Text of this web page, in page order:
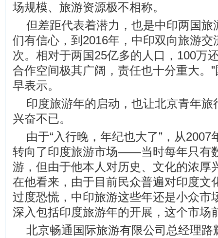
场规模、旅游资源极不相称。
但差距代表着潜力，也是中印两国旅
们有信心，到2016年，中印双向旅游交
次。相对于两国25亿多的人口，100万
合作空间极其广阔，责任也十分重大。
早表示。
印度旅游年的启动，也让北京青年
兴奋不已。
由于“入行晚，年纪也大了”，从
转向了印度旅游市场——当时每年只有
游，但由于他本人对历史、文化的浓厚
在他看来，由于目前民众普遍对印度文
过度恐慌，中印旅游这些年还是小众市
深入包括印度旅游年的开展，这个市场
北京畅通国际旅游有限公司总经理路